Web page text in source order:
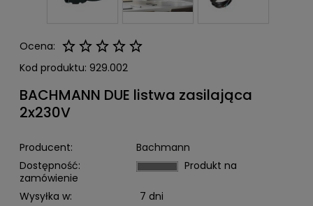
Ocena:
Kod produktu: 929.002
BACHMANN DUE listwa zasilająca
2x230V
Producent:
Bachmann
Dostępność:
Produkt na
zamówienie
Wysyłka w:
7 dni